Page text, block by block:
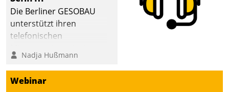
abgeben – rund um die
Uhr.
Die Berliner GESOBAU
unterstützt ihren
telefonischen
digitalen Cockpit, das
situationsbezogen
passende Fragen und
Nadja Hußmann
Webinar